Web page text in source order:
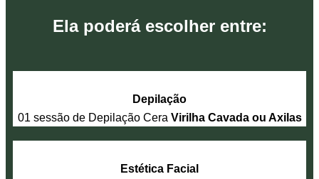
Ela poderá escolher entre:
Depilação
01 sessão de Depilação Cera Virilha Cavada ou Axilas
Estética Facial